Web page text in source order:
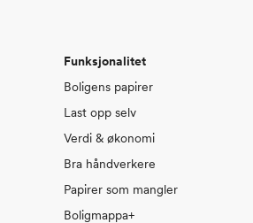
Funksjonalitet
Boligens papirer
Last opp selv
Verdi & økonomi
Bra håndverkere
Papirer som mangler
Boligmappa+